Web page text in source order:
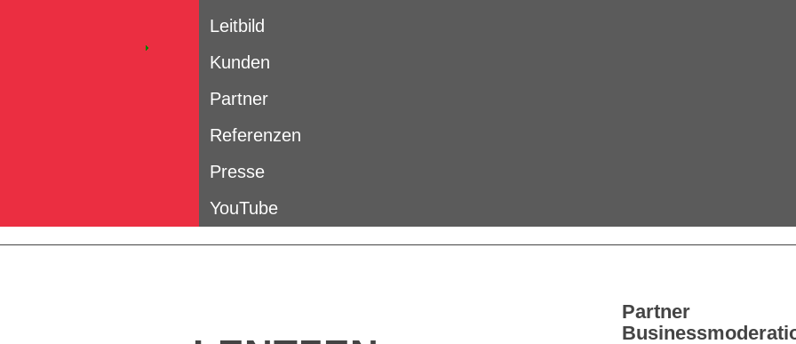
Leitbild
Kunden
Partner
Referenzen
Presse
YouTube
Partner